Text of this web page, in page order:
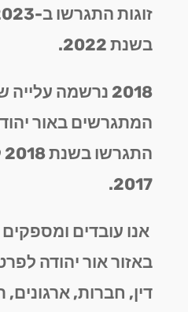
בשנת 2022.
2017.
אנו עובדים
באזור אור יהודה
דין, חברות, ארגונים,